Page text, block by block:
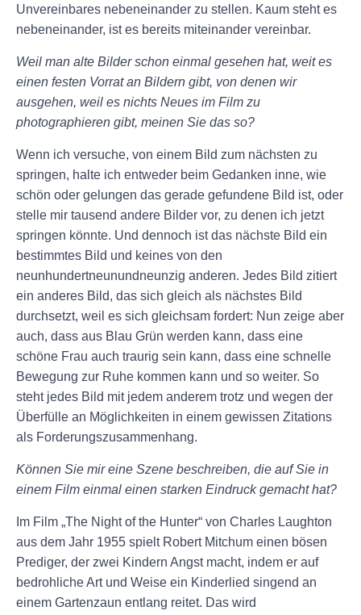
Unvereinbares nebeneinander zu stellen. Kaum steht es
nebeneinander, ist es bereits miteinander vereinbar.
Weil man alte Bilder schon einmal gesehen hat, weit es
einen festen Vorrat an Bildern gibt, von denen wir
ausgehen, weil es nichts Neues im Film zu
photographieren gibt, meinen Sie das so?
Wenn ich versuche, von einem Bild zum nächsten zu
springen, halte ich entweder beim Gedanken inne, wie
schön oder gelungen das gerade gefundene Bild ist, oder
stelle mir tausend andere Bilder vor, zu denen ich jetzt
springen könnte. Und dennoch ist das nächste Bild ein
bestimmtes Bild und keines von den
neunhundertneunundneunzig anderen. Jedes Bild zitiert
ein anderes Bild, das sich gleich als nächstes Bild
durchsetzt, weil es sich gleichsam fordert: Nun zeige aber
auch, dass aus Blau Grün werden kann, dass eine
schöne Frau auch traurig sein kann, dass eine schnelle
Bewegung zur Ruhe kommen kann und so weiter. So
steht jedes Bild mit jedem anderem trotz und wegen der
Überfülle an Möglichkeiten in einem gewissen Zitations
als Forderungszusammenhang.
Können Sie mir eine Szene beschreiben, die auf Sie in
einem Film einmal einen starken Eindruck gemacht hat?
Im Film „The Night of the Hunter“ von Charles Laughton
aus dem Jahr 1955 spielt Robert Mitchum einen bösen
Prediger, der zwei Kindern Angst macht, indem er auf
bedrohliche Art und Weise ein Kinderlied singend an
einem Gartenzaun entlang reitet. Das wird